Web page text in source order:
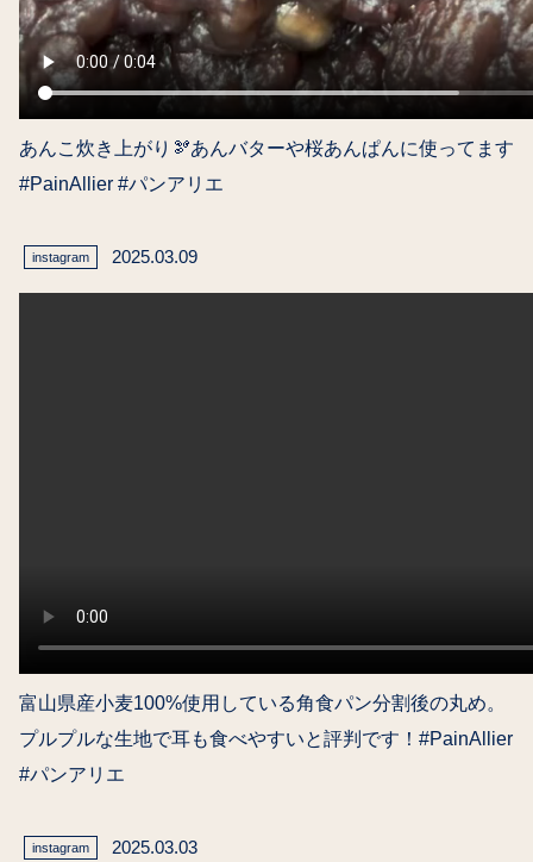
あんこ炊き上がり🫘あんバターや桜あんぱんに使ってます️
#PainAllier #パンアリエ
instagram 2025.03.09
富山県産小麦100%使用している角食パン分割後の丸め。
プルプルな生地で耳も食べやすいと評判です！#PainAllier
#パンアリエ
instagram 2025.03.03